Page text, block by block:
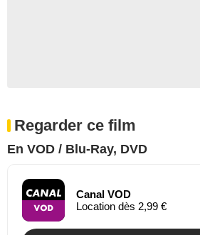
Regarder ce film
En VOD / Blu-Ray, DVD
Canal VOD
Location dès 2,99 €